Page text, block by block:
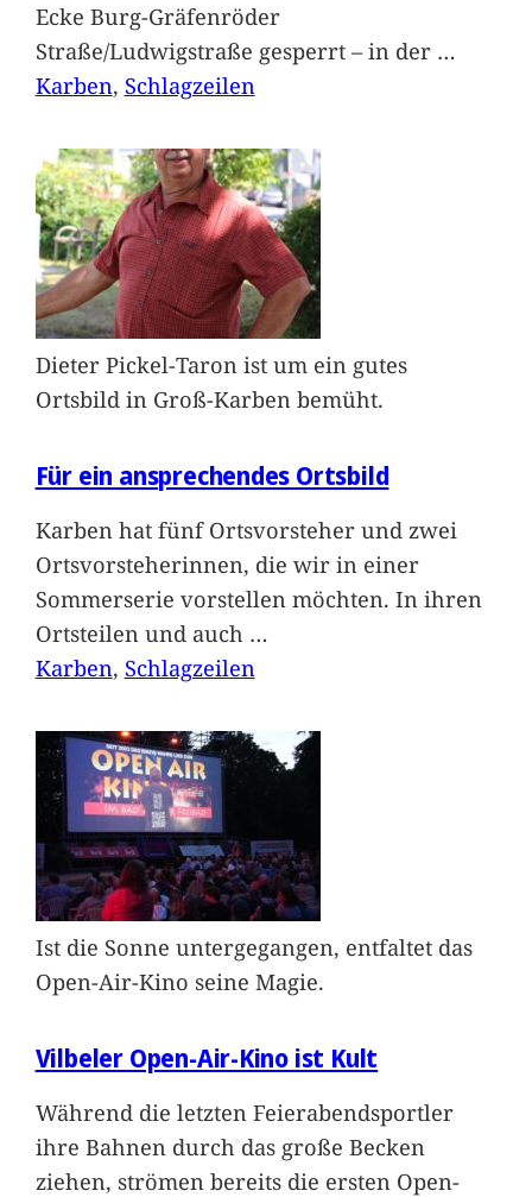
Ecke Burg-Gräfenröder
Straße/Ludwigstraße gesperrt – in der …
Karben, Schlagzeilen
Dieter Pickel-Taron ist um ein gutes
Ortsbild in Groß-Karben bemüht.
Für ein ansprechendes Ortsbild
Karben hat fünf Ortsvorsteher und zwei
Ortsvorsteherinnen, die wir in einer
Sommerserie vorstellen möchten. In ihren
Ortsteilen und auch …
Karben, Schlagzeilen
Ist die Sonne untergegangen, entfaltet das
Open-Air-Kino seine Magie.
Vilbeler Open-Air-Kino ist Kult
Während die letzten Feierabendsportler
ihre Bahnen durch das große Becken
ziehen, strömen bereits die ersten Open-